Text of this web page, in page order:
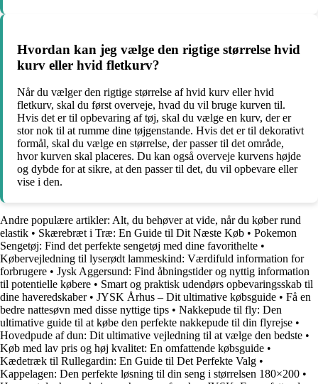
Hvordan kan jeg vælge den rigtige størrelse hvid
kurv eller hvid fletkurv?
Når du vælger den rigtige størrelse af hvid kurv eller hvid
fletkurv, skal du først overveje, hvad du vil bruge kurven til.
Hvis det er til opbevaring af tøj, skal du vælge en kurv, der er
stor nok til at rumme dine tøjgenstande. Hvis det er til dekorativt
formål, skal du vælge en størrelse, der passer til det område,
hvor kurven skal placeres. Du kan også overveje kurvens højde
og dybde for at sikre, at den passer til det, du vil opbevare eller
vise i den.
Andre populære artikler: Alt, du behøver at vide, når du køber rund
elastik • Skærebræt i Træ: En Guide til Dit Næste Køb • Pokemon
Sengetøj: Find det perfekte sengetøj med dine favorithelte •
Købervejledning til lyserødt lammeskind: Værdifuld information for
forbrugere • Jysk Aggersund: Find åbningstider og nyttig information
til potentielle købere • Smart og praktisk udendørs opbevaringsskab til
dine haveredskaber• JYSK Århus – Dit ultimative købsguide • Få en
bedre nattesøvn med disse nyttige tips • Nakkepude til fly: Den
ultimative guide til at købe den perfekte nakkepude til din flyrejse •
Hovedpude af dun: Dit ultimative vejledning til at vælge den bedste •
Køb med lav pris og høj kvalitet: En omfattende købsguide •
Kædetræk til Rullegardin: En Guide til Det Perfekte Valg •
Kappelagen: Den perfekte løsning til din seng i størrelsen 180×200 •